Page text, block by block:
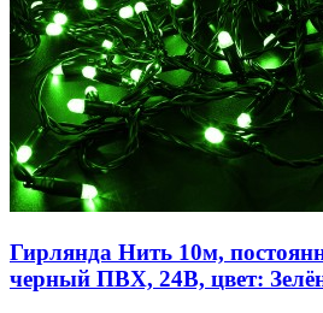
Гирлянда Нить 10м,
черный ПВХ, 24В, цвет: